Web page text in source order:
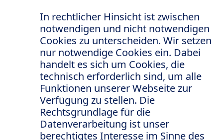
In rechtlicher Hinsicht ist zwischen
notwendigen und nicht notwendigen
Cookies zu unterscheiden. Wir setzen
nur notwendige Cookies ein. Dabei
handelt es sich um Cookies, die
technisch erforderlich sind, um alle
Funktionen unserer Webseite zur
Verfügung zu stellen. Die
Rechtsgrundlage für die
Datenverarbeitung ist unser
berechtigtes Interesse im Sinne des